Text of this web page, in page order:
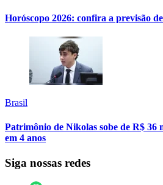
Horóscopo 2026: confira a previsão
Brasil
Patrimônio de Nikolas sobe de R$ 36
em 4 anos
Siga nossas redes